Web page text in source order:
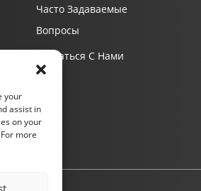
Часто Задаваемые
Вопросы
Связаться С Нами
your
assist in
on your
more